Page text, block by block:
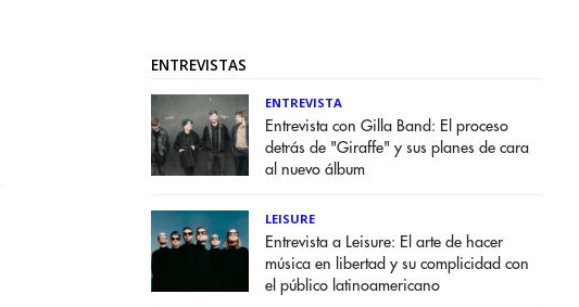
ENTREVISTAS
ENTREVISTA
Entrevista con Gilla Band: El proceso
detrás de "Giraffe" y sus planes de cara
al nuevo álbum
LEISURE
Entrevista a Leisure: El arte de hacer
música en libertad y su complicidad con
el público latinoamericano